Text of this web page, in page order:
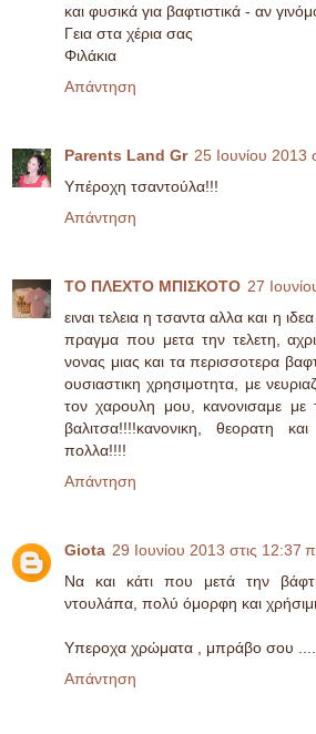
και φυσικά για βαφτιστικά - αν
Γεια στα χέρια σας
Φιλάκια
Απάντηση
Parents Land Gr 25 Ιουνίου 2013
Υπέροχη τσαντούλα!!!
Απάντηση
ΤΟ ΠΛΕΧΤΟ ΜΠΙΣΚΟΤΟ 27
ειναι τελεια η τσαντα αλλα και η
πραγμα που μετα την τελετη,
νονας μιας και τα περισσοτερα
ουσιαστικη χρησιμοτητα, με
τον χαρουλη μου, κανονισαμε με
βαλιτσα!!!!κανονικη, θεορατη
πολλα!!!!
Απάντηση
Giota 29 Ιουνίου 2013 στις 12:37
Να και κάτι που μετά την
ντουλάπα, πολύ όμορφη και
Υπεροχα χρώματα , μπράβο σου
Απάντηση